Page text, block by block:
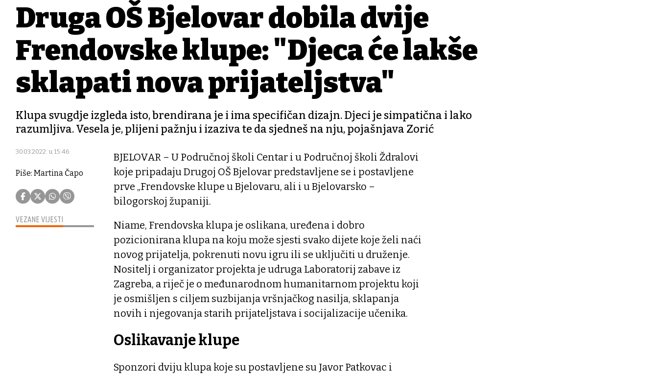
Druga OŠ Bjelovar dobila dvije
Frendovske klupe: "Djeca će lakše
sklapati nova prijateljstva"
Klupa svugdje izgleda isto, brendirana je i ima specifičan dizajn. Djeci je simpatična i lako
razumljiva. Vesela je, plijeni pažnju i izaziva te da sjedneš na nju, pojašnjava Zorić
30.03.2022. u 15:46
Piše: Martina Čapo
VEZANE VIJESTI
BJELOVAR – U Područnoj školi Centar i u Područnoj školi Ždralovi
koje pripadaju Drugoj OŠ Bjelovar predstavljene se i postavljene
prve „Frendovske klupe u Bjelovaru, ali i u Bjelovarsko –
bilogorskoj županiji.
Niame, Frendovska klupa je oslikana, uređena i dobro
pozicionirana klupa na koju može sjesti svako dijete koje želi naći
novog prijatelja, pokrenuti novu igru ili se uključiti u druženje.
Nositelj i organizator projekta je udruga Laboratorij zabave iz
Zagreba, a riječ je o međunarodnom humanitarnom projektu koji
je osmišljen s ciljem suzbijanja vršnjačkog nasilja, sklapanja
novih i njegovanja starih prijateljstava i socijalizacije učenika.
Oslikavanje klupe
Sponzori dviju klupa koje su postavljene su Javor Patkovac i